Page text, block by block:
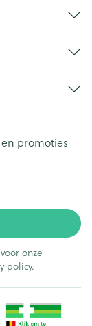
promoties
onze
policy.